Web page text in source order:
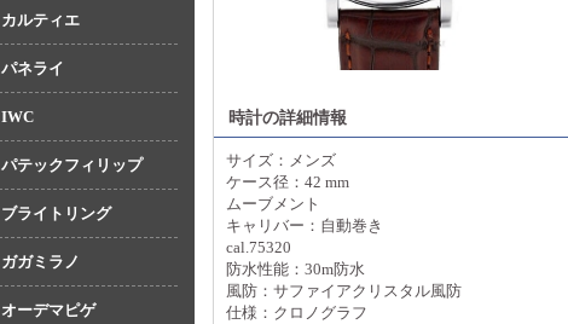
時計の詳細情報
サイズ：メンズ
ケース径：42 mm
ムーブメント
キャリバー：自動巻き
cal.75320
防水性能：30m防水
風防：サファイアクリスタル風防
仕様：クロノグラフ
カルティエ
パネライ
IWC
パテックフィリップ
ブライトリング
ガガミラノ
オーデマピゲ